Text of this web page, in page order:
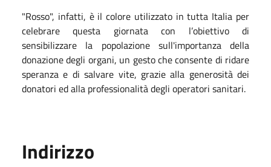
"Rosso", infatti, è il colore utilizzato in tutta Italia per
celebrare questa giornata con l’obiettivo di
sensibilizzare la popolazione sull'importanza della
donazione degli organi, un gesto che consente di ridare
speranza e di salvare vite, grazie alla generosità dei
donatori ed alla professionalità degli operatori sanitari.
Indirizzo